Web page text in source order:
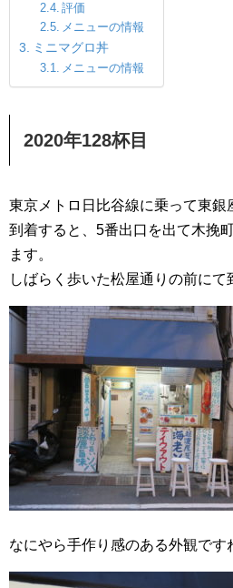
評価
メニューの情報
ミニマグロ丼
メニューの情報
2020年128杯目
東京メトロ日比谷線に乗って東銀
到着すると、5番出口を出て木挽
ます。
しばらく歩いた松屋通りの前にて
なにやら手作り感のある外観です